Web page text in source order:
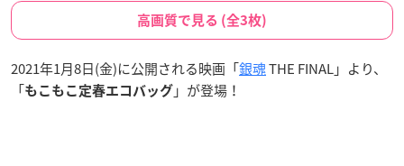
高画質で見る (全3枚)
2021年1月8日(金)に公開される映画「銀魂THE FINAL」より、
「もこもこ定春エコバッグ 」が登場！